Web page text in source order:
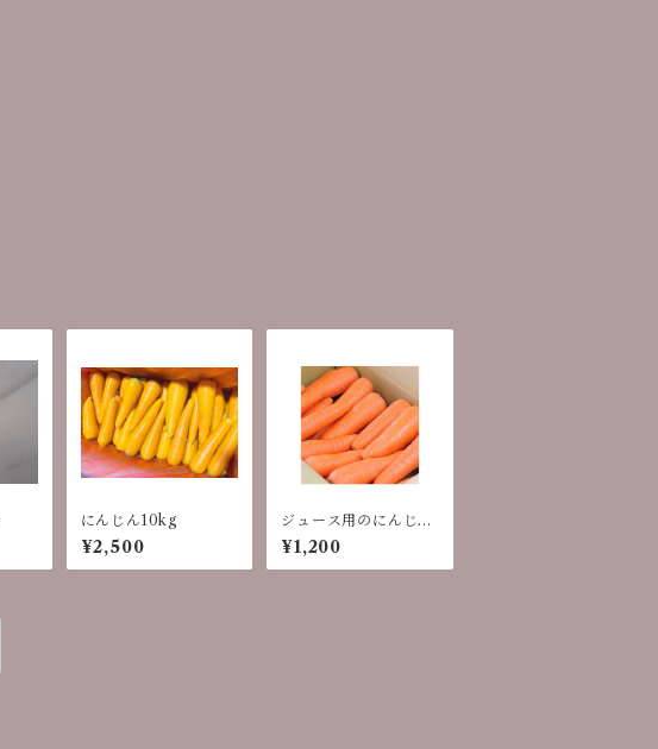
にんじん10kg
¥2,500
ジュース用のにんじん
5kg
¥1,200